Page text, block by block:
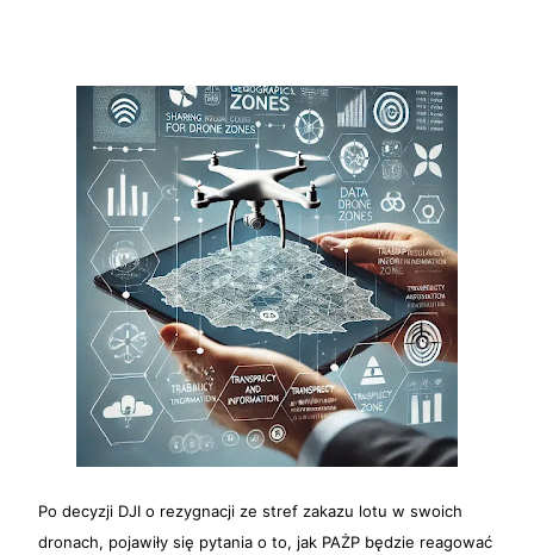
Po decyzji DJI o rezygnacji ze stref zakazu lotu w swoich
dronach, pojawiły się pytania o to, jak PAŻP będzie reagować